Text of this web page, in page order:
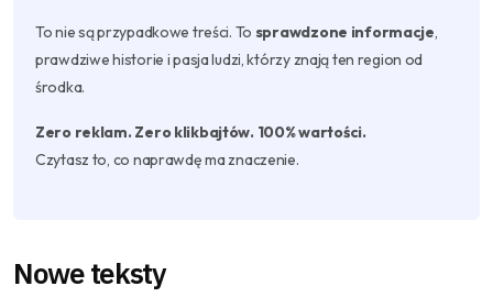
To nie są przypadkowe treści. To sprawdzone informacje,
prawdziwe historie i pasja ludzi, którzy znają ten region od
środka.
Zero reklam. Zero klikbajtów. 100% wartości.
Czytasz to, co naprawdę ma znaczenie.
Nowe teksty